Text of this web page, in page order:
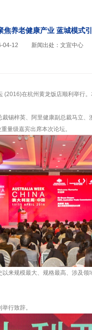
焦养老健康产业 蓝城模式
04-12 新闻出处：文宣中心
(2016)在杭州黄龙饭店顺利举行
锡梓英、阿里健康副总裁马立
量级嘉宾出席本次论坛。
来规模最大、规格最高、涉及
行致辞。